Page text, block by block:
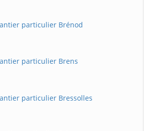
particulier Brénod
particulier Brens
particulier Bressolles